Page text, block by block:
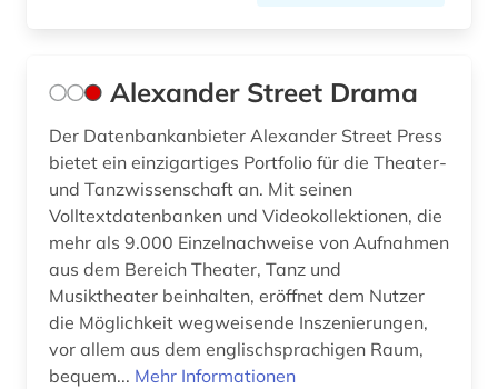
geisteswissenschaften (31)
gender (2)
gender studies (1)
genderstudien (4)
geografie (2)
geographie (1)
geowissenschaften (1)
Alexander Street Drama
Der Datenbankanbieter Alexander Street Press
bietet ein einzigartiges Portfolio für die Theater-
und Tanzwissenschaft an. Mit seinen
Volltextdatenbanken und Videokollektionen, die
mehr als 9.000 Einzelnachweise von Aufnahmen
aus dem Bereich Theater, Tanz und
Musiktheater beinhalten, eröffnet dem Nutzer
die Möglichkeit wegweisende Inszenierungen,
vor allem aus dem englischsprachigen Raum,
bequem... Mehr Informationen